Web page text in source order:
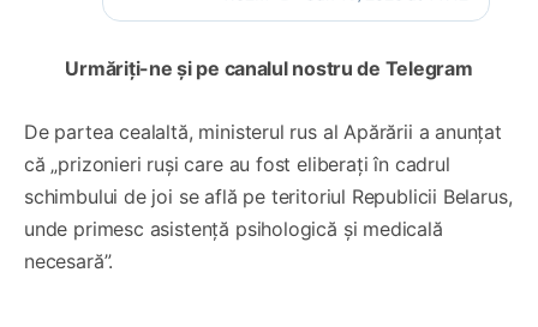
Urmăriți-ne și pe canalul nostru de Telegram
De partea cealaltă, ministerul rus al Apărării a anunțat
că „prizonieri ruși care au fost eliberați în cadrul
schimbului de joi se află pe teritoriul Republicii Belarus,
unde primesc asistență psihologică și medicală
necesară”.